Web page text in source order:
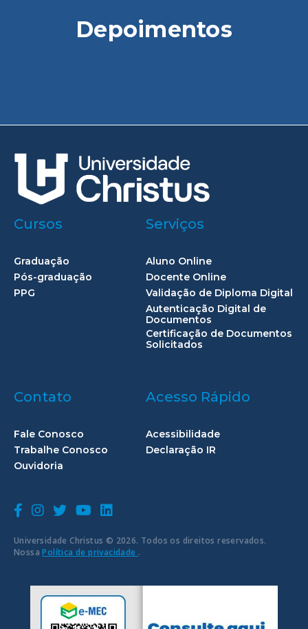
Depoimentos
Universidade Christus © 2026. Todos os direitos reservados.
NossaPolítica de privacidade .
Cursos
Graduação
Pós-graduação
PPG
Serviços
Aluno Online
Docente Online
Validação de Diploma Digital
Autenticação Digital de
Documentos
Certificação de Documentos
Solicitados
Contato
Fale Conosco
Trabalhe Conosco
Ouvidoria
Acesso Rápido
Acessibilidade
Declaração IR